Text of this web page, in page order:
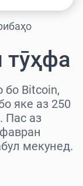
тӯҳфа
бо Bitcoin,
яке аз 250
Пас аз
мекунед.